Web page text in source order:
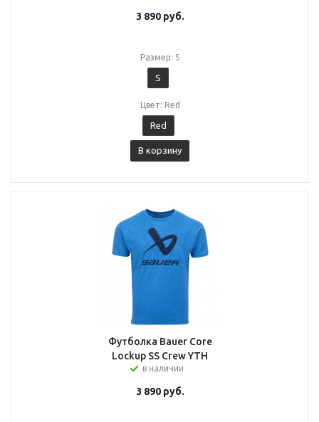
3 890руб.
Размер: S
S
Цвет: Red
Red
В корзину
Футболка Bauer Core
Lockup SS Crew YTH
в наличии
3 890руб.